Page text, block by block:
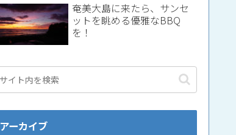
奄美大島に来たら、サンセ
ットを眺める優雅なBBQ
を！
アーカイブ